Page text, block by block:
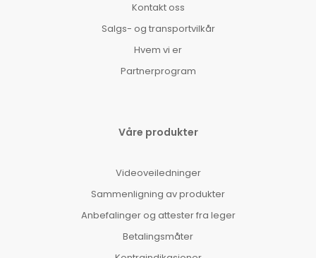
Kontakt oss
Salgs- og transportvilkår
Hvem vi er
Partnerprogram
Våre produkter
Videoveiledninger
Sammenligning av produkter
Anbefalinger og attester fra leger
Betalingsmåter